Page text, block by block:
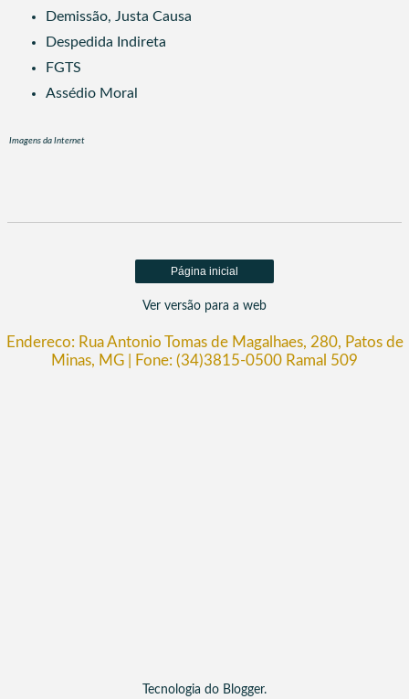
Demissão, Justa Causa
Despedida Indireta
FGTS
Assédio Moral
Imagens da Internet
Página inicial
Ver versão para a web
Endereco: Rua Antonio Tomas de Magalhaes, 280, Patos de
Minas, MG | Fone: (34)3815-0500 Ramal 509
Tecnologia do Blogger.